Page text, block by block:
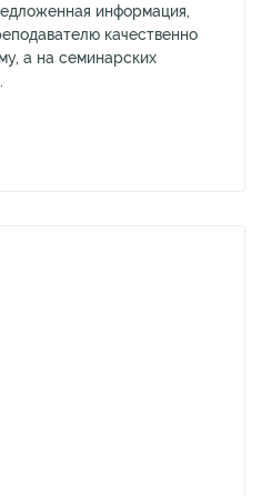
информация,
качественно
а на семинарских